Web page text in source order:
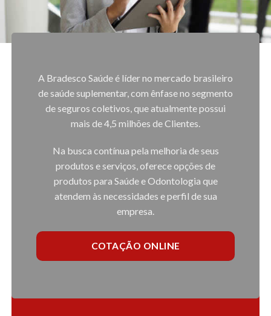
A Bradesco Saúde é líder no mercado brasileiro
de saúde suplementar, com ênfase no segmento
de seguros coletivos, que atualmente possui
mais de 4,5 milhões de Clientes.
Na busca contínua pela melhoria de seus
produtos e serviços, oferece opções de
produtos para Saúde e Odontologia que
atendem às necessidades e perfil de sua
empresa.
COTAÇÃO ONLINE